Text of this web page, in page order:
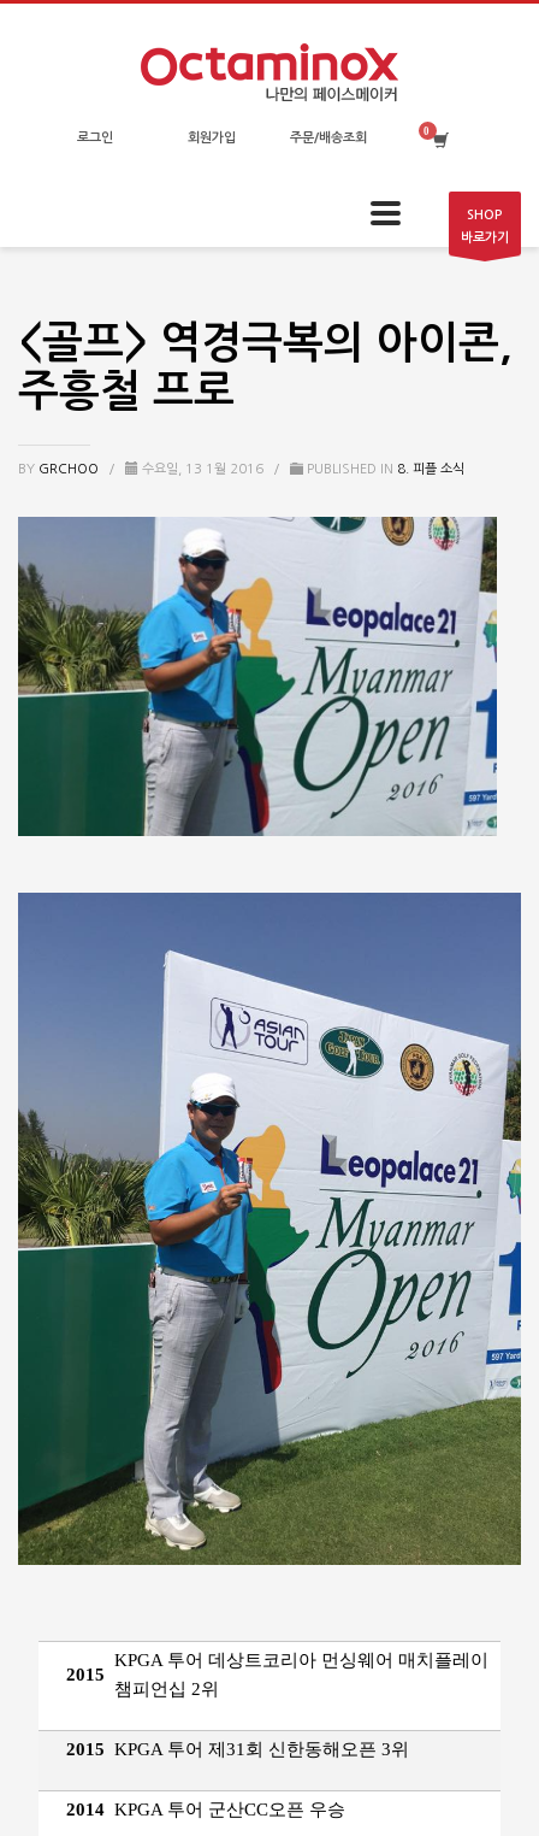
로그인 회원가입 주문/배송조회
SHOP
바로가기
<골프> 역경극복의 아이콘,
주흥철 프로
BY GRCHOO / 수요일, 13 1월 2016 / PUBLISHED IN 8. 피플 소식
2015
KPGA 투어 데상트코리아 먼싱웨어 매치플레이
챔피언십 2위
2015 KPGA 투어 제31회 신한동해오픈 3위
2014 KPGA 투어 군산CC오픈 우승